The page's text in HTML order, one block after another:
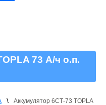
73 А/ч о.п.
\
Аккумулятор 6СТ-73 TOPLA